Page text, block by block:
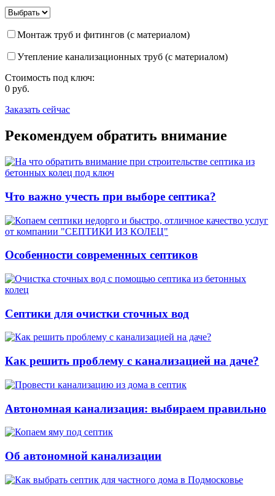
Монтаж труб и фитингов (с материалом)
Утепление канализационных труб (с материалом)
Стоимость под ключ:
0 руб.
Заказать сейчас
Рекомендуем обратить внимание
Что важно учесть при выборе септика?
Особенности современных септиков
Септики для очистки сточных вод
Как решить проблему с канализацией на даче?
Автономная канализация: выбираем правильно
Об автономной канализации